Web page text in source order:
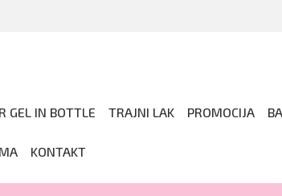
GEL IN BOTTLE TRAJNI LAK PROMOCIJA
KONTAKT